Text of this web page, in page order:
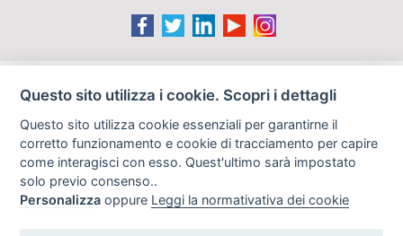
Le immagini presenti nel sito sono in parte reperite da
gli autori o i soggetti ritratti fossero contrari al loro utilizzo
in questa sede, l'Istituto, ove opportuno, provvederà a
rimuoverle previa richiesta all'indirizzo email:
info@archiviodisarmo.it
Questo sito utilizza i cookie. Scopri i dettagli
Questo sito utilizza cookie essenziali per garantirne il
corretto funzionamento e cookie di tracciamento per capire
come interagisci con esso. Quest'ultimo sarà impostato
solo previo consenso..
Personalizza oppure Leggi la normativativa dei cookie